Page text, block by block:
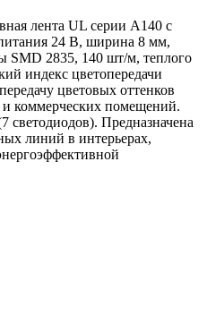
лента UL серии A140 с
24 В, ширина 8 мм,
SMD 2835, 140 шт/м, теплого
индекс цветопередачи
цветовых оттенков
коммерческих помещений.
Предназначена
линий в интерьерах,